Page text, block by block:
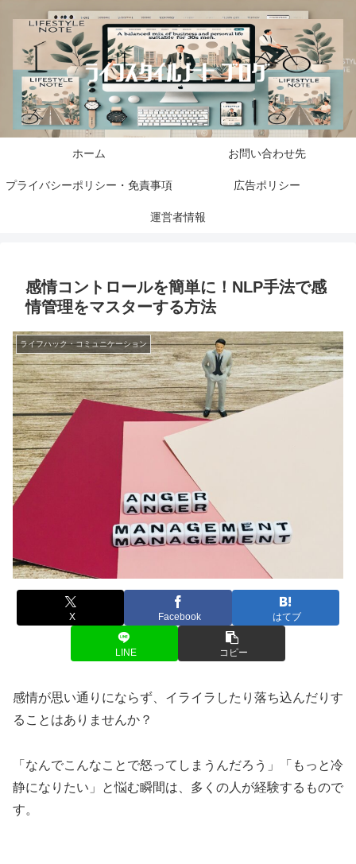
ホーム お問い合わせ先
プライバシーポリシー・免責事項 広告ポリシー
運営者情報
感情コントロールを簡単に！NLP手法で感
情管理をマスターする方法
ライフハック・コミュニケーション
X Facebook はてブ
LINE コピー
感情が思い通りにならず、イライラしたり落ち込んだりす
ることはありませんか？
「なんでこんなことで怒ってしまうんだろう」「もっと冷
静になりたい」と悩む瞬間は、多くの人が経験するもので
す。